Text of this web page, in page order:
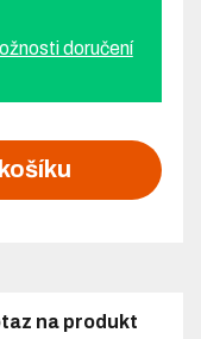
doručení
na produkt